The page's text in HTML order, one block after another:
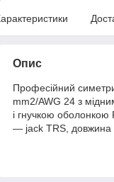
Опис
Професійний
mm2/AWG 24 з
і гнучкою
— jack TRS, довжина